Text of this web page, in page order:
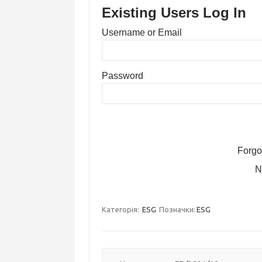
Existing Users Log In
Username or Email
Password
Категорія: ESG Позначки: ESG